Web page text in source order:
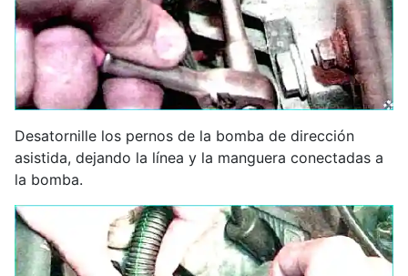
Desatornille los pernos de la bomba de dirección
asistida, dejando la línea y la manguera conectadas a
la bomba.